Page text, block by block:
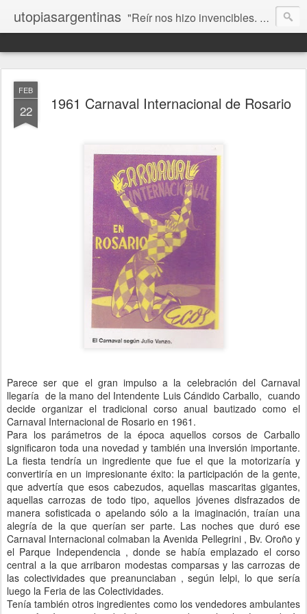
utopiasargentinas "Reír nos hizo invencibles. No como los que siempre ganan, sino como aquellos que no se rinden”. Frida Kahlo
FEB
22 1961 Carnaval Internacional de Rosario
Parece ser que el gran impulso a la celebración del Carnaval
llegaría de la mano del Intendente Luis Cándido Carballo, cuando
decide organizar el tradicional corso anual bautizado como el
Carnaval Internacional de Rosario en 1961.
Para los parámetros de la época aquellos corsos de Carballo
significaron toda una novedad y también una inversión importante.
La fiesta tendría un ingrediente que fue el que la motorizaría y
convertiría en un impresionante éxito: la participación de la gente,
que advertía que esos cabezudos, aquellas mascaritas gigantes,
aquellas carrozas de todo tipo, aquellos jóvenes disfrazados de
manera sofisticada o apelando sólo a la imaginación, traían una
alegría de la que querían ser parte. Las noches que duró ese
Carnaval Internacional colmaban la Avenida Pellegrini , Bv. Oroño y
el Parque Independencia , donde se había emplazado el corso
central a la que arribaron modestas comparsas y las carrozas de
las colectividades que preanunciaban , según Ielpi, lo que sería
luego la Feria de las Colectividades.
Tenía también otros ingredientes como los vendedores ambulantes